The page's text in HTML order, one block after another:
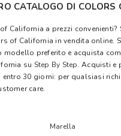
CATALOGO DI COLORS
California a prezzi convenienti?
of California in vendita online.
preferito e acquista
su Step By Step. Acquisti e
entro 30 giorni: per qualsiasi
care.
Marella